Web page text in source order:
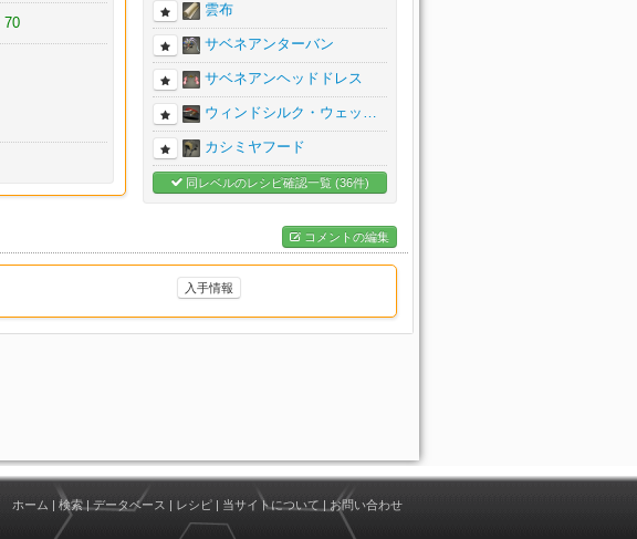
70
雲布
サベネアンターバン
サベネアンヘッドドレス
ウィンドシルク・ウェッ…
カシミヤフード
同レベルのレシピ確認一覧 (36件)
コメントの編集
入手情報
ホーム | 検索| データベース | レシピ | 当サイトについて | お問い合わせ